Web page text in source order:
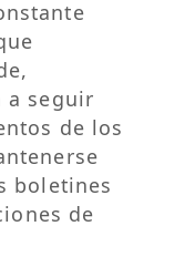
a seguir
de los
boletines
de